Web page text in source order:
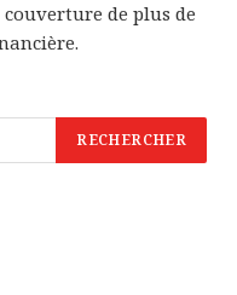
de plus de